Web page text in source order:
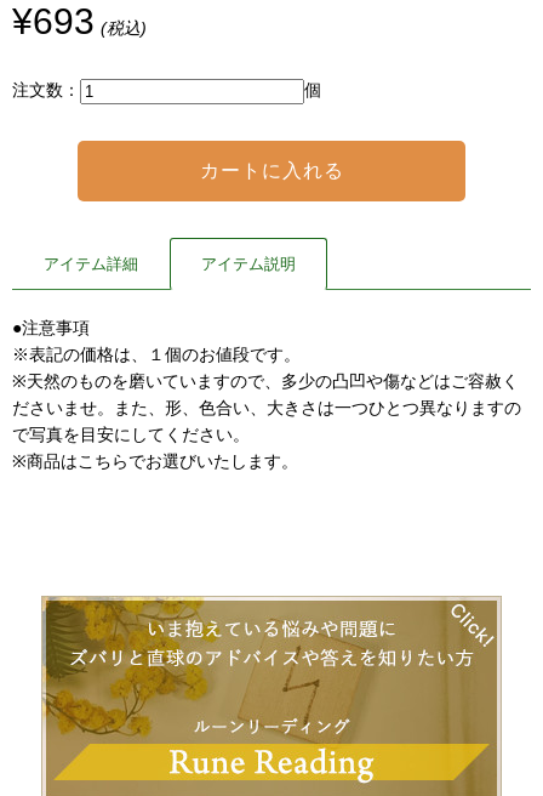
¥693 (税込)
注文数： 個
アイテム詳細 アイテム説明
●注意事項
※表記の価格は、１個のお値段です。
※天然のものを磨いていますので、多少の凸凹や傷などはご容赦く
ださいませ。また、形、色合い、大きさは一つひとつ異なりますの
で写真を目安にしてください。
※商品はこちらでお選びいたします。